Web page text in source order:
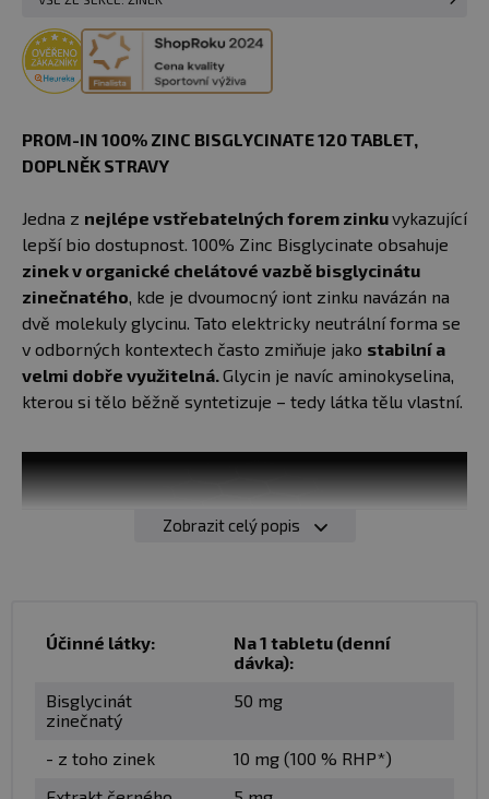
PROM-IN 100% ZINC BISGLYCINATE 120 TABLET,
DOPLNĚK STRAVY
Jedna z nejlépe vstřebatelných forem zinkuvykazující
lepší bio dostupnost. 100% Zinc Bisglycinate obsahuje
zinek v organické chelátové vazbě bisglycinátu
zinečnatého, kde je dvoumocný iont zinku navázán na
dvě molekuly glycinu. Tato elektricky neutrální forma se
v odborných kontextech často zmiňuje jako stabilní a
velmi dobře využitelná.Glycin je navíc aminokyselina,
kterou si tělo běžně syntetizuje – tedy látka tělu vlastní.
Zobrazit celý popis
Účinné látky:
Na 1 tabletu (denní
dávka):
Bisglycinát
zinečnatý
50 mg
- z toho zinek
10 mg (100 % RHP*)